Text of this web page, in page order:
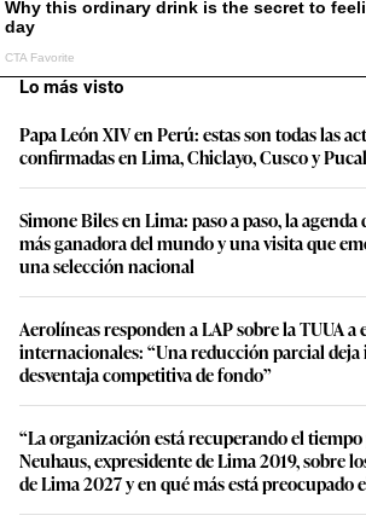
Lo más visto
Papa León XIV en Perú: estas son todas las
confirmadas en Lima, Chiclayo, Cusco y
Simone Biles en Lima: paso a paso, la agenda
más ganadora del mundo y una visita que
una selección nacional
Aerolíneas responden a LAP sobre la TUUA a
internacionales: “Una reducción parcial deja
desventaja competitiva de fondo”
“La organización está recuperando el
Neuhaus, expresidente de Lima 2019, sobre
de Lima 2027 y en qué más está preocupado